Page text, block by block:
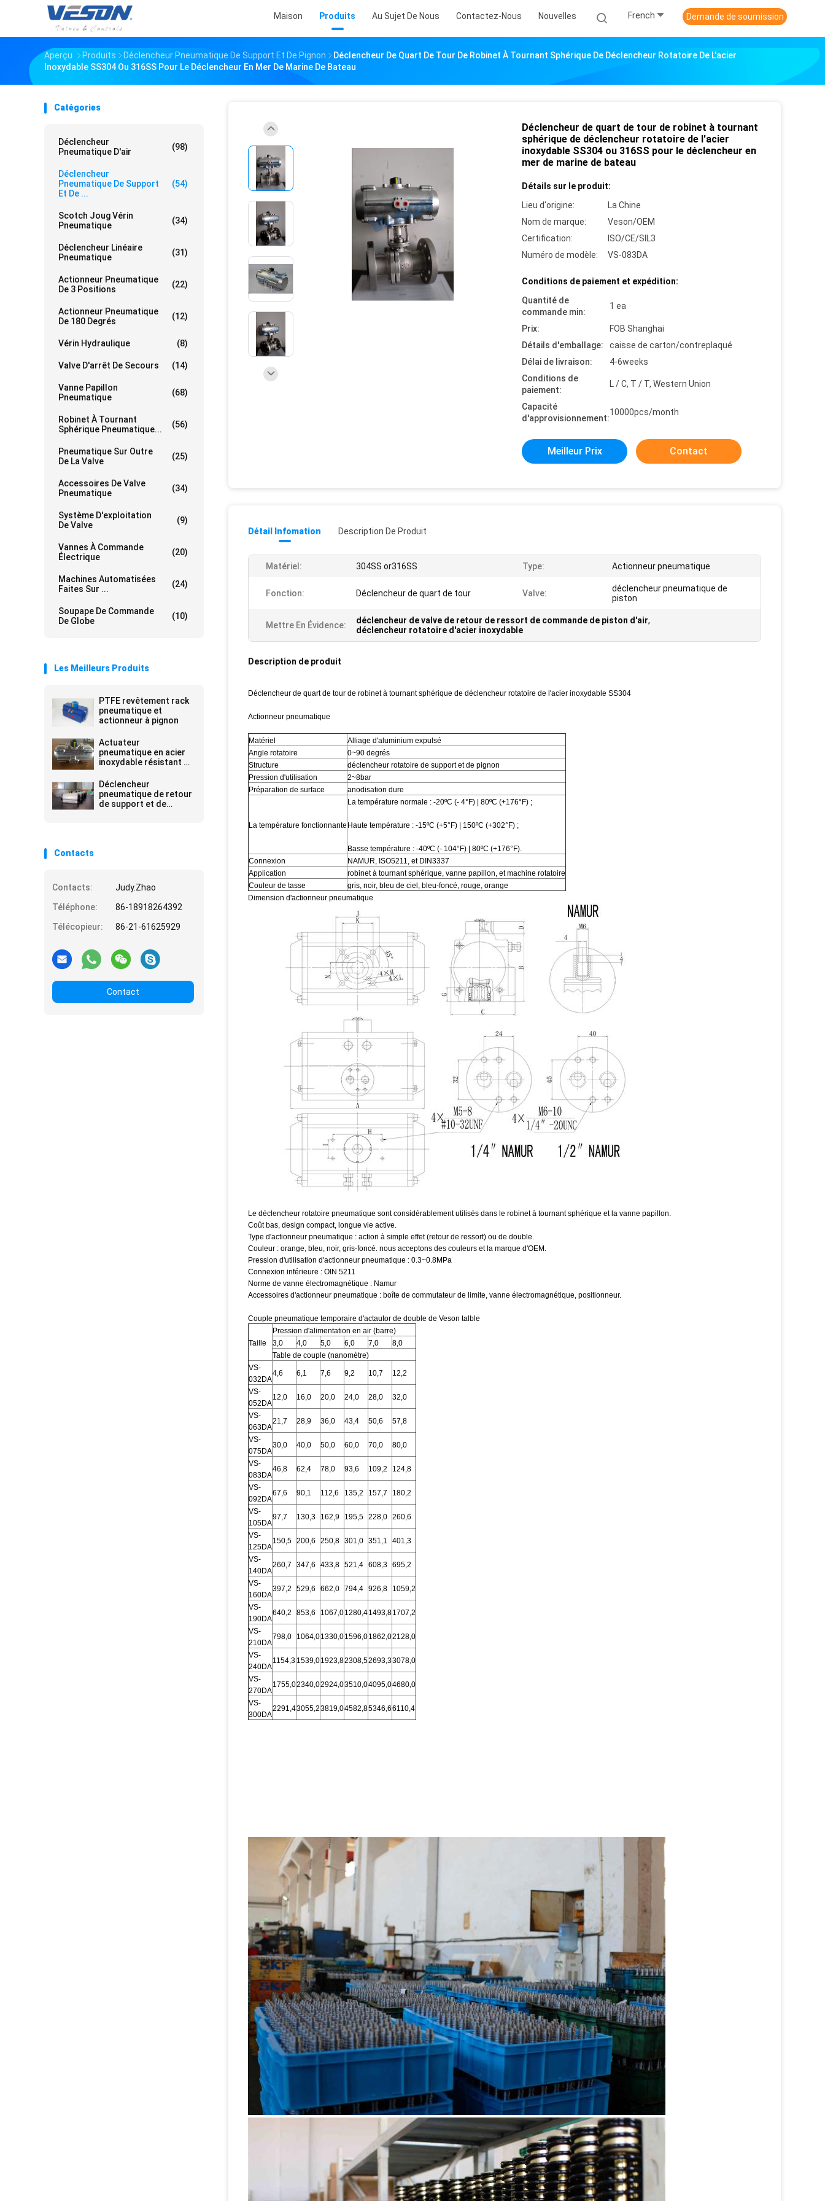
Maison Produits Au Sujet De Nous Contactez-Nous Nouvelles French Demande de soumission
Aperçu Produits Déclencheur Pneumatique De Support Et De Pignon
Déclencheur De Quart De Tour De Robinet À Tournant Sphérique De Déclencheur Rotatoire De L'acier
Inoxydable SS304 Ou 316SS Pour Le Déclencheur En Mer De Marine De Bateau
Catégories
Déclencheur
Pneumatique D'air
(98)
Déclencheur
Pneumatique De Support
Et De ...
(54)
Scotch Joug Vérin
Pneumatique
(34)
Déclencheur Linéaire
Pneumatique
(31)
Actionneur Pneumatique
De 3 Positions
(22)
Actionneur Pneumatique
De 180 Degrés
(12)
Vérin Hydraulique (8)
Valve D'arrêt De Secours (14)
Vanne Papillon
Pneumatique
(68)
Robinet À Tournant
Sphérique Pneumatique...
(56)
Pneumatique Sur Outre
De La Valve
(25)
Accessoires De Valve
Pneumatique
(34)
Système D'exploitation
De Valve
(9)
Vannes À Commande
Électrique
(20)
Machines Automatisées
Faites Sur ...
(24)
Soupape De Commande
De Globe
(10)
Les Meilleurs Produits
PTFE revêtement rack
pneumatique et
actionneur à pignon
Actuateur
pneumatique en acier
inoxydable résistant à
Déclencheur
pneumatique de retour
de support et de
Contacts
Contacts:
Judy.Zhao
Téléphone:
86-18918264392
Télécopieur:
86-21-61625929
Contact
Déclencheur de quart de tour de robinet à tournant
sphérique de déclencheur rotatoire de l'acier
inoxydable SS304 ou 316SS pour le déclencheur en
mer de marine de bateau
Détails sur le produit:
Lieu d'origine:
La Chine
Nom de marque:
Veson/OEM
Certification:
ISO/CE/SIL3
Numéro de modèle:
VS-083DA
Conditions de paiement et expédition:
Quantité de
commande min:
1 ea
Prix:
FOB Shanghai
Détails d'emballage:
caisse de carton/contreplaqué
Délai de livraison:
4-6weeks
Conditions de
paiement:
L / C, T / T, Western Union
Capacité
d'approvisionnement:
10000pcs/month
Meilleur Prix Contact
Détail Infomation Description De Produit
Matériel: 304SS or316SS Type: Actionneur pneumatique
Fonction: Déclencheur de quart de tour Valve:
déclencheur pneumatique de
piston
Mettre En Évidence: déclencheur de valve de retour de ressort de commande de piston d'air,
déclencheur rotatoire d'acier inoxydable
Description de produit
Déclencheur de quart de tour de robinet à tournant sphérique de déclencheur rotatoire de l'acier inoxydable SS304
Actionneur pneumatique
Matériel
Alliage d'aluminium expulsé
Angle rotatoire
0~90 degrés
Structure
déclencheur rotatoire de support et de pignon
Pression d'utilisation
2~8bar
Préparation de surface
anodisation dure
La température fonctionnante
La température normale : -20ºC (- 4°F) | 80ºC (+176°F) ;
Haute température : -15ºC (+5°F) | 150ºC (+302°F) ;
Basse température : -40ºC (- 104°F) | 80ºC (+176°F).
Connexion
NAMUR, ISO5211, et DIN3337
Application
robinet à tournant sphérique, vanne papillon, et machine rotatoire
Couleur de tasse
gris, noir, bleu de ciel, bleu-foncé, rouge, orange
Dimension d'actionneur pneumatique
Le déclencheur rotatoire pneumatique sont considérablement utilisés dans le robinet à tournant sphérique et la vanne papillon.
Coût bas, design compact, longue vie active.
Type d'actionneur pneumatique : action à simple effet (retour de ressort) ou de double.
Couleur : orange, bleu, noir, gris-foncé. nous acceptons des couleurs et la marque d'OEM.
Pression d'utilisation d'actionneur pneumatique : 0.3~0.8MPa
Connexion inférieure : OIN 5211
Norme de vanne électromagnétique : Namur
Accessoires d'actionneur pneumatique : boîte de commutateur de limite, vanne électromagnétique, positionneur.
Couple pneumatique temporaire d'actautor de double de Veson talble
Taille
Pression d'alimentation en air (barre)
3,0
4,0 5,0 6,0 7,0
8,0
Table de couple (nanomètre)
VS-
032DA
4,6 6,1 7,6 9,2 10,7 12,2
VS-
052DA
12,0 16,0 20,0 24,0 28,0 32,0
VS-
063DA
21,7 28,9 36,0 43,4 50,6 57,8
VS-
075DA
30,0 40,0 50,0 60,0 70,0 80,0
VS-
083DA
46,8 62,4 78,0 93,6 109,2 124,8
VS-
092DA
67,6 90,1 112,6 135,2 157,7 180,2
VS-
105DA
97,7 130,3 162,9 195,5 228,0 260,6
VS-
125DA
150,5 200,6 250,8 301,0 351,1 401,3
VS-
140DA
260,7 347,6 433,8 521,4 608,3 695,2
VS-
160DA
397,2 529,6 662,0 794,4 926,8 1059,2
VS-
190DA
640,2 853,6 1067,01280,41493,81707,2
VS-
210DA
798,0 1064,01330,01596,01862,02128,0
VS-
240DA
1154,3 1539,01923,82308,52693,33078,0
VS-
270DA
1755,02340,02924,03510,04095,04680,0
VS-
300DA
2291,43055,23819,04582,85346,66110,4